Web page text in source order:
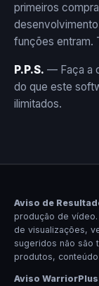
primeiros
funções entram.
P.P.S. — Faça a
do que este
ilimitados.
Aviso de
produção de
de visualizações,
sugeridos não são
produtos,
Aviso